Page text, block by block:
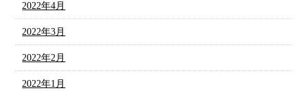
2022年4月
2022年3月
2022年2月
2022年1月